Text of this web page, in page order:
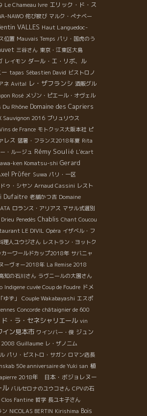
Le Chameau Ivre エリック・ド・ス
NAWO 侘び寂び マルク・ぺナベー
VALLES Haut Languedoc-
位置 Mauvais Temps パリ・国虎のう
三谷さん 東京・江東区大島
レイモン ダール・エ・リボ、ル
tapas Sébastien David ビストロノ
ネ Avital レ・ザフランシ 酒販グル
Rosé メゾン・ピエール・オヴェル
Du Rhône Domaine des Capriers
Sauvignon 2016 ブリュリウス
de France モトクッス大阪本社 ピ
レス 猛暑・フランス2018年夏 Rita
・ルージュ Rémy Soulié L'écart
ken Komatsu-shi Gerard
Prϋfer Suwa パリ・一区
ゥ・シヤン Arnaud Cassini レスト
Dufaitre 老舗かつ吉 Domaine
ロランス・アリアス マサル式選別
Penedès Chablis Chant Coucou
LE DIVIL Opéra イザベル・フ
理人ユウジさん レストラン・ヨットク
カーワールドカップ2018年 サバニャ
ーヴォー2018年 La Remise 2018
知の石川さん ラヴニールの大園さん
Indigene cuvée Coup de Foudre ドメ
ず」 Couple Wakabayashi エスポ
Concorde châtaignier de 600
ド・ラ・セネシャリエール vin
イン見本市 ワインバー・俊 ジュン
2008 Guillaume レ・ザノ二ム
パリ・ビストロ・サガン ロマン店長
50e anniversaire de Yuki san 植
2018年 日本・ボジョレヌー
ル バルセロナのユウコさん CPVの石
Clos Fantine 哲学 長ユキ子さん
ン NICOLAS BERTIN Kirishima Bois